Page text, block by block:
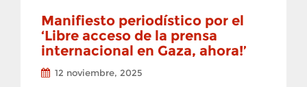
Manifiesto periodístico por el
‘Libre acceso de la prensa
internacional en Gaza, ahora!’
12 noviembre, 2025